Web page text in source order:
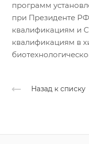
программ
при Президенте
квалификациям и
квалификациям в
Назад к списку